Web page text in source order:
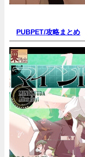
PUBPET/攻略まとめ